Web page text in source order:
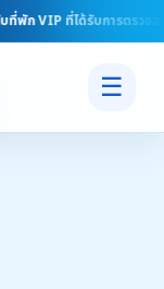
พัก VIP ที่ได้รับการตรวจสอ
☰